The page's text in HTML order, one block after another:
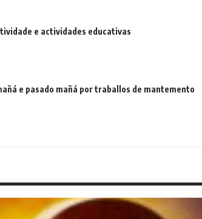
e actividades educativas
e pasado mañá por traballos de mantemento